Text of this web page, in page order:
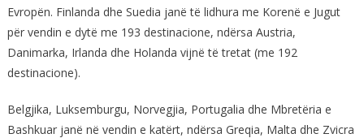
Evropën. Finlanda dhe Suedia janë të lidhura me Korenë e Jugut
për vendin e dytë me 193 destinacione, ndërsa Austria,
Danimarka, Irlanda dhe Holanda vijnë të tretat (me 192
destinacione).
Belgjika, Luksemburgu, Norvegjia, Portugalia dhe Mbretëria e
Bashkuar janë në vendin e katërt, ndërsa Greqia, Malta dhe Zvicra